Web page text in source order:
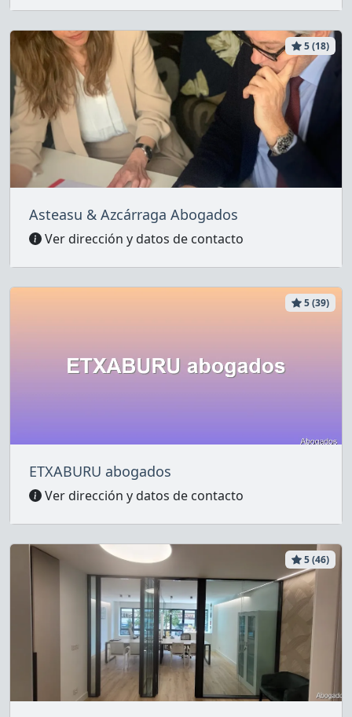
5 (18)
Asteasu & Azcárraga Abogados
Ver dirección y datos de contacto
5 (39)
ETXABURU abogados
Ver dirección y datos de contacto
5 (46)